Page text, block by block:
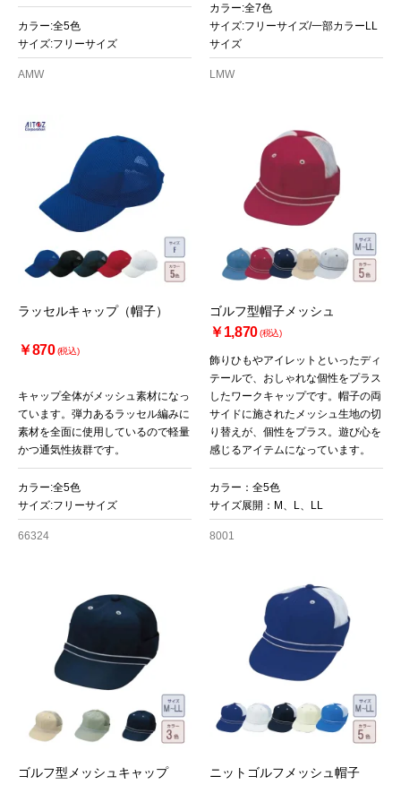
カラー:全5色
サイズ:フリーサイズ
AMW
カラー:全7色
サイズ:フリーサイズ/一部カラーLL
サイズ
LMW
ラッセルキャップ（帽子）
￥870 (税込)
キャップ全体がメッシュ素材になっ
ています。弾力あるラッセル編みに
素材を全面に使用しているので軽量
かつ通気性抜群です。
カラー:全5色
サイズ:フリーサイズ
66324
ゴルフ型帽子メッシュ
￥1,870(税込)
飾りひもやアイレットといったディ
テールで、おしゃれな個性をプラス
したワークキャップです。帽子の両
サイドに施されたメッシュ生地の切
り替えが、個性をプラス。遊び心を
感じるアイテムになっています。
カラー：全5色
サイズ展開：M、L、LL
8001
ゴルフ型メッシュキャップ ニットゴルフメッシュ帽子
お買い物を続ける カートへ進む